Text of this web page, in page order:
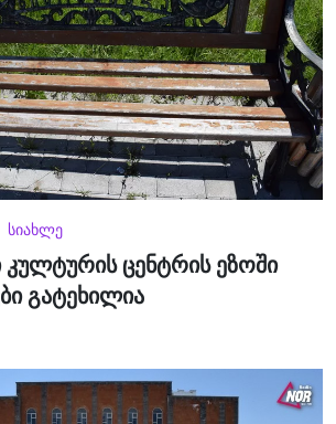
სიახლე
კულტურის ცენტრის ეზოში
გატეხილია